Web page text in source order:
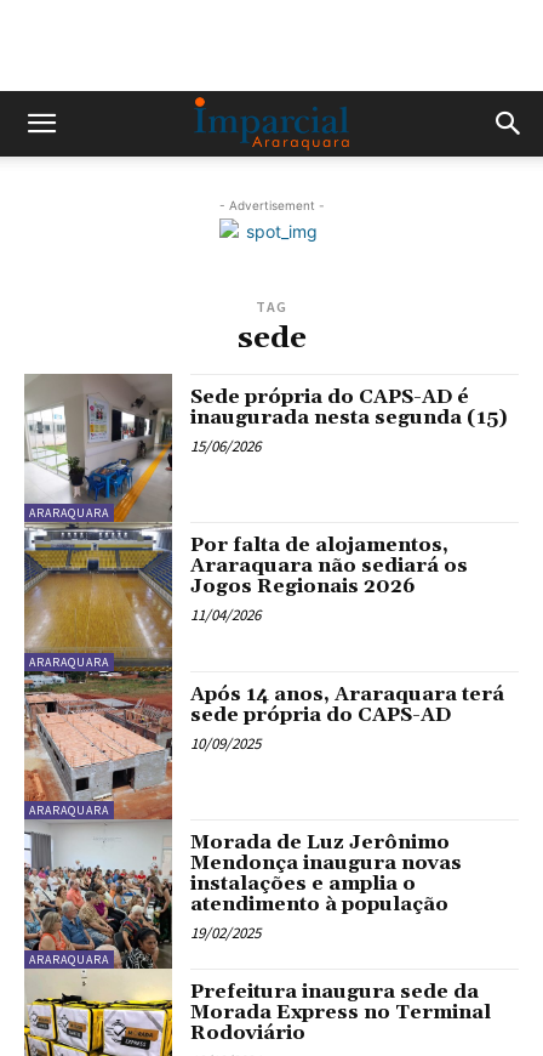
- Advertisement -
TAG
sede
ARARAQUARA
Sede própria do CAPS-AD é
inaugurada nesta segunda (15)
15/06/2026
ARARAQUARA
Por falta de alojamentos,
Araraquara não sediará os
Jogos Regionais 2026
11/04/2026
ARARAQUARA
Após 14 anos, Araraquara terá
sede própria do CAPS-AD
10/09/2025
ARARAQUARA
Morada de Luz Jerônimo
Mendonça inaugura novas
instalações e amplia o
atendimento à população
19/02/2025
Prefeitura inaugura sede da
Morada Express no Terminal
Rodoviário